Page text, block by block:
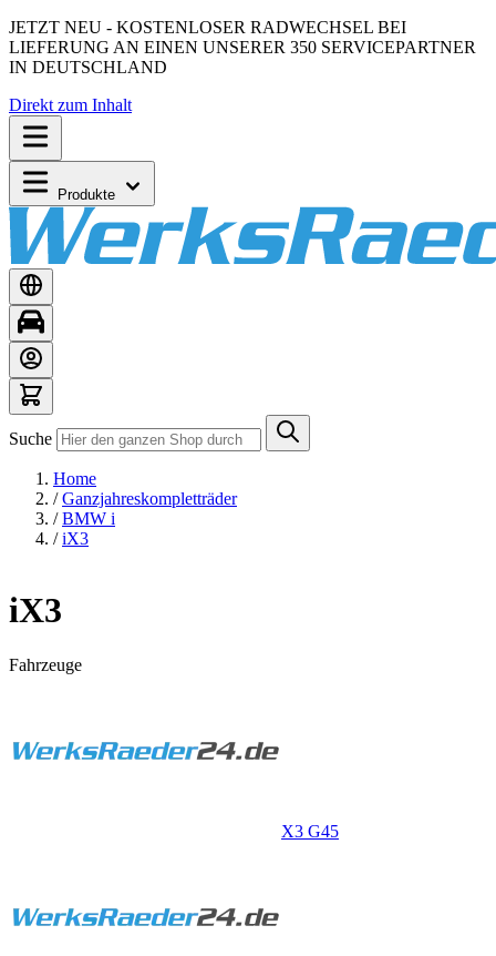
JETZT NEU - KOSTENLOSER RADWECHSEL BEI
LIEFERUNG AN EINEN UNSERER 350 SERVICEPARTNER
IN DEUTSCHLAND
Direkt zum Inhalt
Produkte
Suche
Home
/ Ganzjahreskompletträder
/ BMW i
/ iX3
iX3
Fahrzeuge
X3 G45